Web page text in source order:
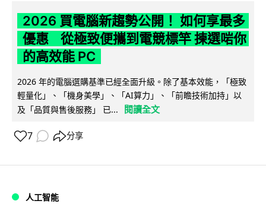
2026 買電腦新趨勢公開！ 如何享最多
優惠 從極致便攜到電競標竿 揀選啱你
的高效能 PC
2026 年的電腦選購基準已經全面升級。除了基本效能，「極致
輕量化」、「機身美學」、「AI算力」、「前瞻技術加持」以
及「品質與售後服務」 已...
閱讀全文
7 分享
人工智能